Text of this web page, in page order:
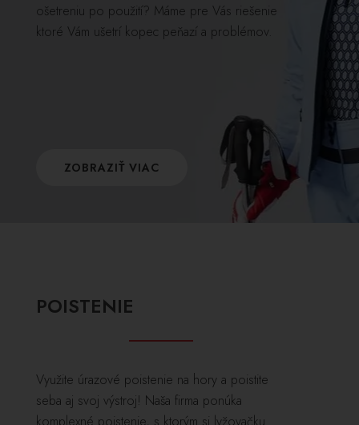
ošetreniu po použití? Máme pre Vás riešenie
ktoré Vám ušetrí kopec peňazí a problémov.
ZOBRAZIŤ VIAC
POISTENIE
Využite úrazové poistenie na hory a poistite
seba aj svoj výstroj! Naša firma ponúka
komplexné poistenie, s ktorým si lyžovačku